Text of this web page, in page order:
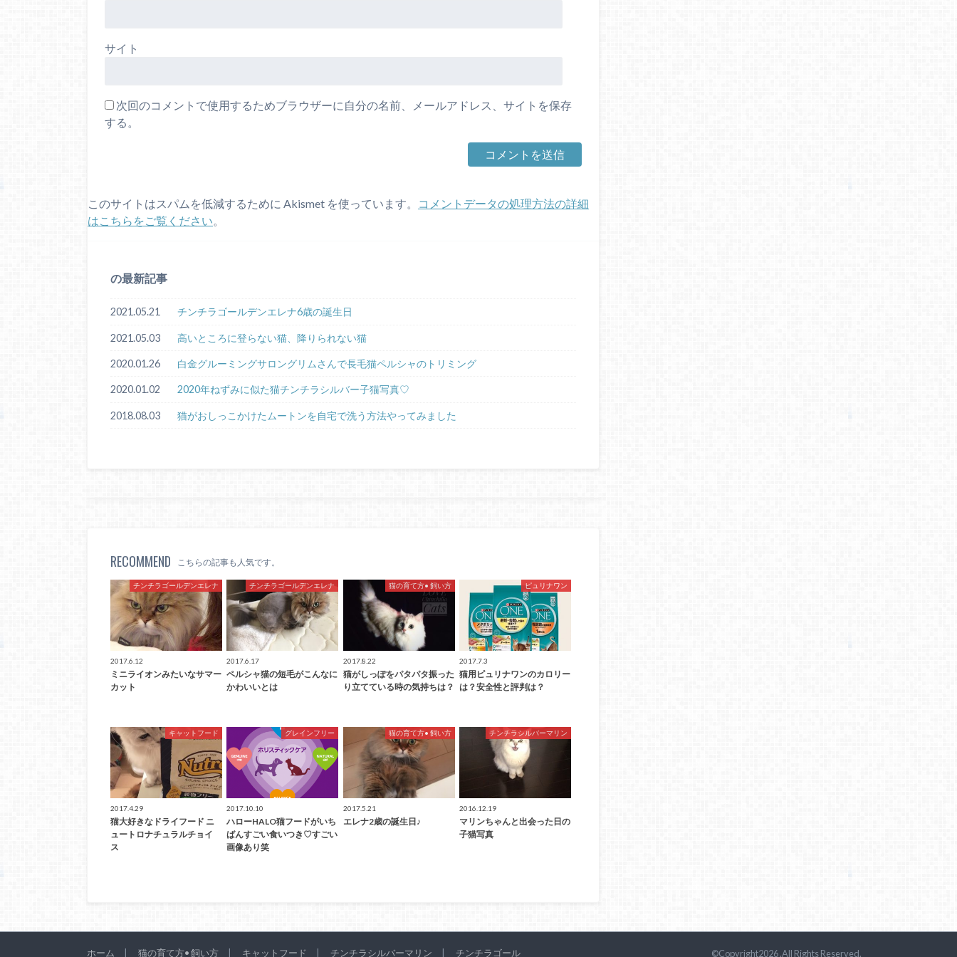
サイト
次回のコメントで使用するためブラウザーに自分の名前、メールアドレス、サイトを保存
する。
このサイトはスパムを低減するために Akismet を使っています。
コメントデータの処理方法の詳細
はこちらをご覧ください。
の最新記事
2021.05.21 チンチラゴールデンエレナ6歳の誕生日
2021.05.03 高いところに登らない猫、降りられない猫
2020.01.26 白金グルーミングサロングリムさんで長毛猫ペルシャのトリミング
2020.01.02 2020年ねずみに似た猫チンチラシルバー子猫写真♡
2018.08.03 猫がおしっこかけたムートンを自宅で洗う方法やってみました
RECOMMEND こちらの記事も人気です。
チンチラゴールデンエレナ
2017.6.12
ミニライオンみたいなサマー
カット
チンチラゴールデンエレナ
2017.6.17
ペルシャ猫の短毛がこんなに
かわいいとは
猫の育て方• 飼い方
2017.8.22
猫がしっぽをパタパタ振った
り立てている時の気持ちは？
ピュリナワン
2017.7.3
猫用ピュリナワンのカロリー
は？安全性と評判は？
キャットフード
2017.4.29
猫大好きなドライフード ニ
ュートロナチュラルチョイ
ス
グレインフリー
2017.10.10
ハローHALO猫フードがいち
ばんすごい食いつき♡すごい
画像あり笑
猫の育て方• 飼い方
2017.5.21
エレナ2歳の誕生日♪
チンチラシルバーマリン
2016.12.19
マリンちゃんと出会った日の
子猫写真
ホーム 猫の育て方• 飼い方 キャットフード チンチラシルバーマリン チンチラゴール ©Copyright2026.All Rights Reserved.